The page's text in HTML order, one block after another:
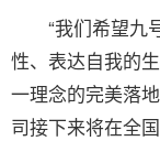
“我们希望九
性、表达自我的
一理念的完美落
司接下来将在全